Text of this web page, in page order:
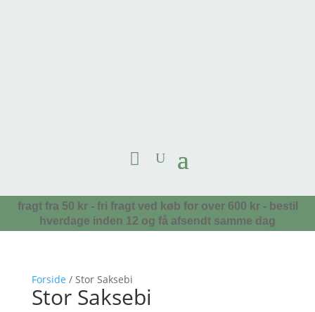
fragt fra 50 kr - fri fragt ved køb for over 600 kr - bestil
hverdage inden 12 og få afsendt samme dag
Forside / Stor Saksebi
Stor Saksebi